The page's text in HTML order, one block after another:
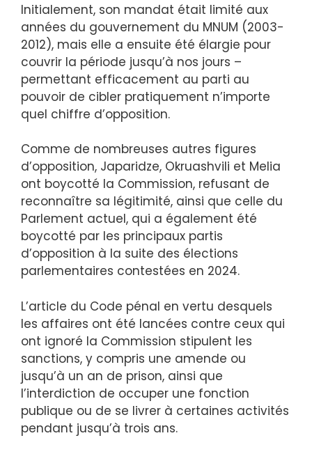
Initialement, son mandat était limité aux
années du gouvernement du MNUM (2003-
2012), mais elle a ensuite été élargie pour
couvrir la période jusqu’à nos jours –
permettant efficacement au parti au
pouvoir de cibler pratiquement n’importe
quel chiffre d’opposition.
Comme de nombreuses autres figures
d’opposition, Japaridze, Okruashvili et Melia
ont boycotté la Commission, refusant de
reconnaître sa légitimité, ainsi que celle du
Parlement actuel, qui a également été
boycotté par les principaux partis
d’opposition à la suite des élections
parlementaires contestées en 2024.
L’article du Code pénal en vertu desquels
les affaires ont été lancées contre ceux qui
ont ignoré la Commission stipulent les
sanctions, y compris une amende ou
jusqu’à un an de prison, ainsi que
l’interdiction de occuper une fonction
publique ou de se livrer à certaines activités
pendant jusqu’à trois ans.